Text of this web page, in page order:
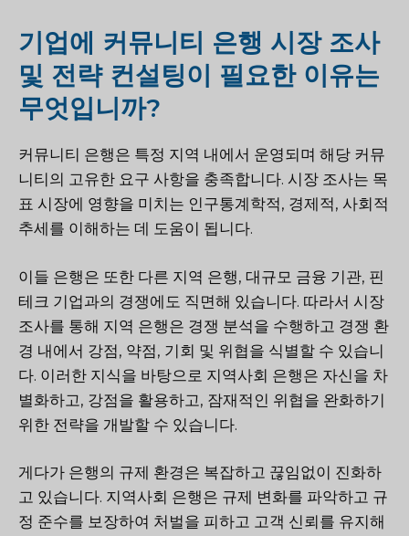
기업에 커뮤니티 은행 시장 조사
및 전략 컨설팅이 필요한 이유는
무엇입니까?
커뮤니티 은행은 특정 지역 내에서 운영되며 해당 커뮤
니티의 고유한 요구 사항을 충족합니다. 시장 조사는 목
표 시장에 영향을 미치는 인구통계학적, 경제적, 사회적
추세를 이해하는 데 도움이 됩니다.
이들 은행은 또한 다른 지역 은행, 대규모 금융 기관, 핀
테크 기업과의 경쟁에도 직면해 있습니다. 따라서 시장
조사를 통해 지역 은행은 경쟁 분석을 수행하고 경쟁 환
경 내에서 강점, 약점, 기회 및 위협을 식별할 수 있습니
다. 이러한 지식을 바탕으로 지역사회 은행은 자신을 차
별화하고, 강점을 활용하고, 잠재적인 위협을 완화하기
위한 전략을 개발할 수 있습니다.
게다가 은행의 규제 환경은 복잡하고 끊임없이 진화하
고 있습니다. 지역사회 은행은 규제 변화를 파악하고 규
정 준수를 보장하여 처벌을 피하고 고객 신뢰를 유지해